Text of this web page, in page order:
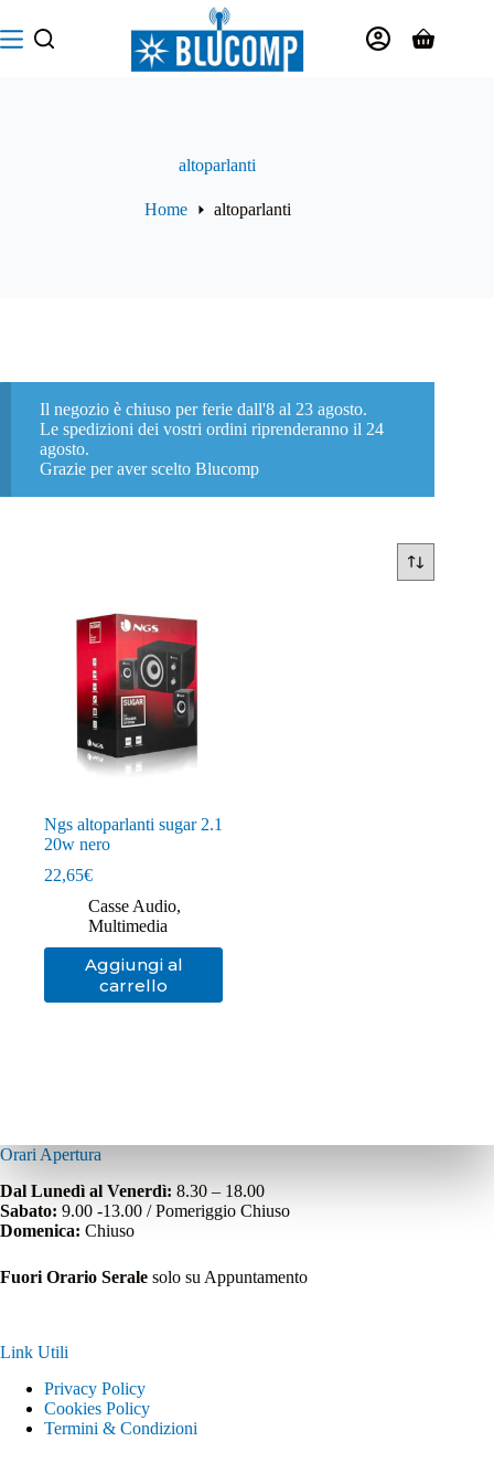
al
contenuto
Carrello
altoparlanti
Home altoparlanti
Il negozio è chiuso per ferie dall'8 al 23 agosto.
Le spedizioni dei vostri ordini riprenderanno il 24
agosto.
Grazie per aver scelto Blucomp
Ngs altoparlanti sugar 2.1
20w nero
22,65€
Casse Audio,
Multimedia
Aggiungi al
carrello
Orari Apertura
Dal Lunedì al Venerdì: 8.30 – 18.00
Sabato: 9.00 -13.00 / Pomeriggio Chiuso
Domenica: Chiuso
Fuori Orario Serale solo su Appuntamento
Link Utili
Privacy Policy
Cookies Policy
Termini & Condizioni